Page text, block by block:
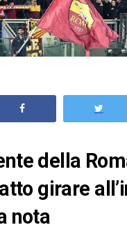
della
girare
nota